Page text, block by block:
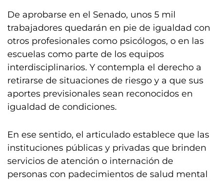
De aprobarse en el Senado, unos 5 mil
trabajadores quedarán en pie de igualdad con
otros profesionales como psicólogos, o en las
escuelas como parte de los equipos
interdisciplinarios. Y contempla el derecho a
retirarse de situaciones de riesgo y a que sus
aportes previsionales sean reconocidos en
igualdad de condiciones.
En ese sentido, el articulado establece que las
instituciones públicas y privadas que brinden
servicios de atención o internación de
personas con padecimientos de salud mental